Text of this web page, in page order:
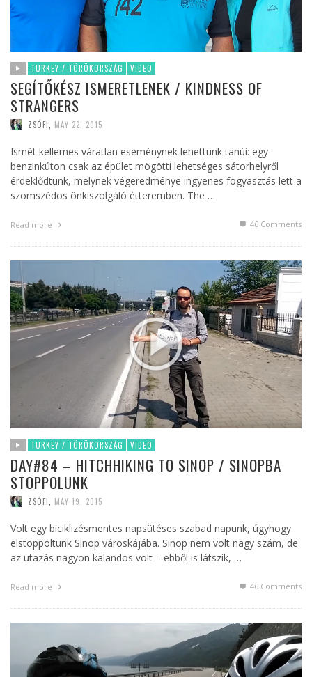
TURKEY / TÖRÖKORSZÁG VIDEO
SEGÍTŐKÉSZ ISMERETLENEK / KINDNESS OF
STRANGERS
ZSÓFI MAY 22, 2015
Ismét kellemes váratlan eseménynek lehettünk tanúi: egy
benzinkúton csak az épület mögötti lehetséges sátorhelyről
érdeklődtünk, melynek végeredménye ingyenes fogyasztás lett a
szomszédos önkiszolgáló étteremben. The …
Read more 46 Comments
TURKEY / TÖRÖKORSZÁG VIDEO
DAY#84 – HITCHHIKING TO SINOP / SINOPBA
STOPPOLUNK
ZSÓFI MAY 19, 2015
Volt egy biciklizésmentes napsütéses szabad napunk, úgyhogy
elstoppoltunk Sinop városkájába. Sinop nem volt nagy szám, de
az utazás nagyon kalandos volt – ebből is látszik, …
Read more 46 Comments